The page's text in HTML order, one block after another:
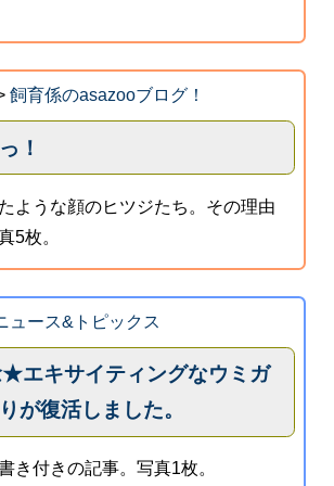
飼育係のasazooブログ！
！
ような顔のヒツジたち。その理由
5枚。
ュース&トピックス
エキサイティングなウミガ
が復活しました。
き付きの記事。写真1枚。